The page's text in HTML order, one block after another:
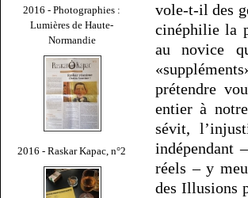
2016 - Photographies :
Lumières de Haute-
Normandie
2016 - Raskar Kapac, n°2
vole-t-il des
cinéphilie la
au novice
prétendre
entier à
sévit,
indépendant
réels – y
des Illusions